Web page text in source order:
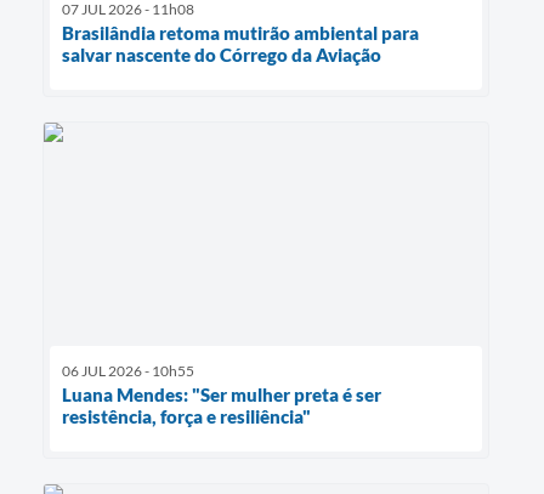
07 JUL 2026 - 11h08
Brasilândia retoma mutirão ambiental para
salvar nascente do Córrego da Aviação
06 JUL 2026 - 10h55
Luana Mendes: "Ser mulher preta é ser
resistência, força e resiliência"